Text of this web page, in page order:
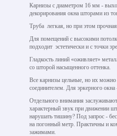
Карнизы с диаметром 16 мм -
декорирования окна шторами из
Труба легкая, но при этом
Для помещений с высокими
подходит эстетически и с точки
Гладкость линий «оживляет»
со шторой насыщенного оттенка.
Все карнизы цельные, но их
соединителем. Для эркерного
Отдельного внимания
характерный звук при движении
нарушать тишину? Под запрос -
на погонный метр. Практичны и
зажимами.